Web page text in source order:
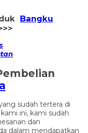
Bangku
sudah tertera di
ini, kami sudah
dan
dalam mendapatkan